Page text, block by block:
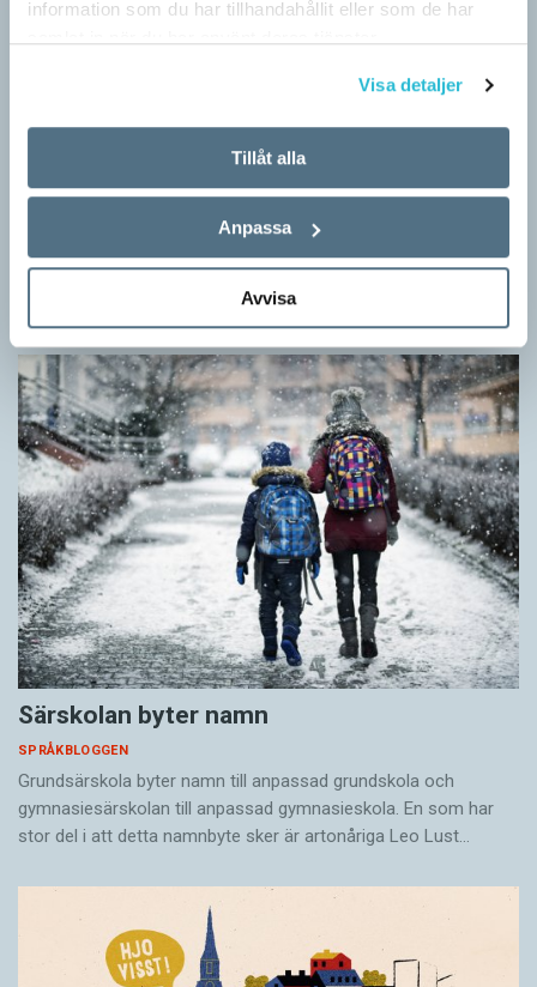
information som du har tillhandahållit eller som de har
Visa detaljer
Tillåt alla
Anpassa
Avvisa
Ge bort Språktidningen till påsk!
bort 3 nummer av Språktidningen för bara 99 kronor! Du kan
Särskolan byter namn
SPRÅKBLOGGEN
Grundsärskola byter namn till anpassad grundskola och
gymnasiesärskolan till anpassad gymnasieskola. En som har
stor del i att detta namnbyte sker är artonåriga Leo Lust…